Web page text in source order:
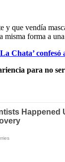
y que vendía
misma forma a una
Chata’
para no